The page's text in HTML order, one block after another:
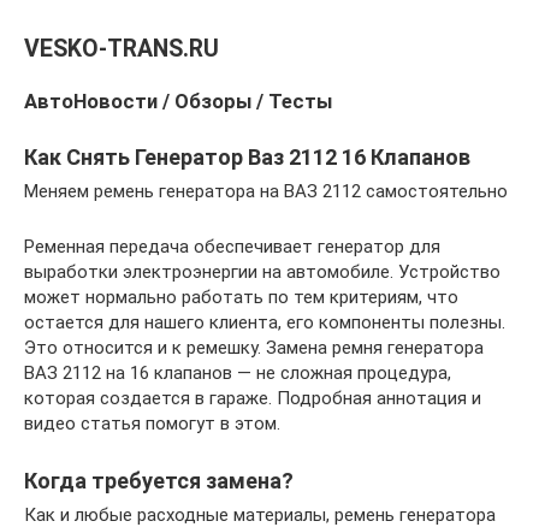
VESKO-TRANS.RU
АвтоНовости / Обзоры / Тесты
Как Снять Генератор Ваз 2112 16 Клапанов
Меняем ремень генератора на ВАЗ 2112 самостоятельно
Ременная передача обеспечивает генератор для
выработки электроэнергии на автомобиле. Устройство
может нормально работать по тем критериям, что
остается для нашего клиента, его компоненты полезны.
Это относится и к ремешку. Замена ремня генератора
ВАЗ 2112 на 16 клапанов — не сложная процедура,
которая создается в гараже. Подробная аннотация и
видео статья помогут в этом.
Когда требуется замена?
Как и любые расходные материалы, ремень генератора